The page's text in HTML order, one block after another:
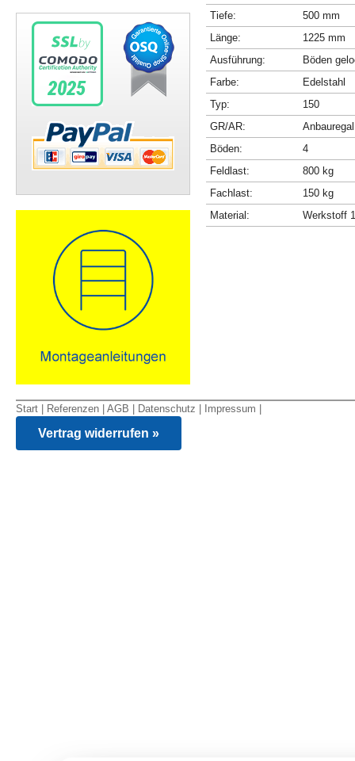
Tiefe:
500 mm
Länge:
1225 mm
Ausführung:
Böden
Farbe:
Edelstahl
Typ:
150
GR/AR:
Anbauregal
Böden:
4
Feldlast:
800 kg
Fachlast:
150 kg
Material:
Werkstoff
Start Referenzen AGB Datenschutz Impressum
Vertrag widerrufen »